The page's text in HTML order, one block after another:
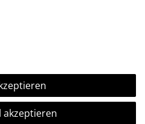
• Alle Rechte vorbehalten.
akzeptieren